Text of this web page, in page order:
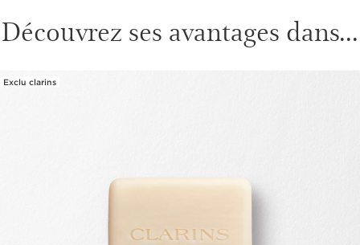
Découvrez ses avantages dans...
Exclu clarins